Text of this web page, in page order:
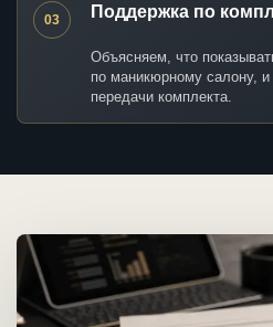
03 Поддержка по
Объясняем, что
по маникюрному салону,
передачи комплекта.